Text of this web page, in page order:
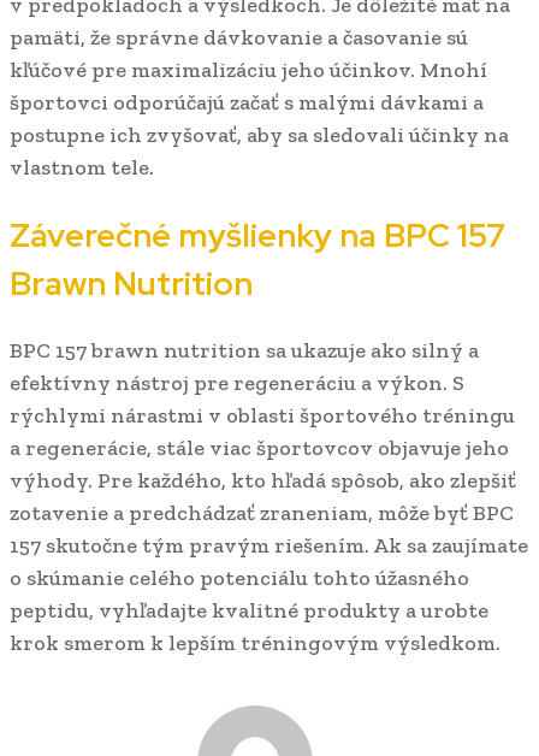
pamäti, že správne dávkovanie a časovanie sú
kľúčové pre maximalizáciu jeho účinkov. Mnohí
športovci odporúčajú začať s malými dávkami a
postupne ich zvyšovať, aby sa sledovali účinky na
vlastnom tele.
Záverečné myšlienky na BPC 157
Brawn Nutrition
BPC 157 brawn nutrition sa ukazuje ako silný a
efektívny nástroj pre regeneráciu a výkon. S
rýchlymi nárastmi v oblasti športového tréningu
a regenerácie, stále viac športovcov objavuje jeho
výhody. Pre každého, kto hľadá spôsob, ako zlepšiť
zotavenie a predchádzať zraneniam, môže byť BPC
157 skutočne tým pravým riešením. Ak sa zaujímate
o skúmanie celého potenciálu tohto úžasného
peptidu, vyhľadajte kvalitné produkty a urobte
krok smerom k lepším tréningovým výsledkom.